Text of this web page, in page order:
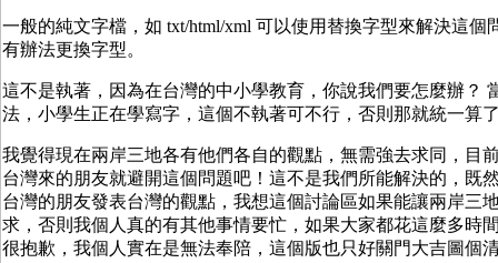
一般的純文字檔，如 txt/html/xml 可以使用替換字型來解決這
有辦法更換字型。
這不是執著，因為在台灣的中小學教育，你說我們要怎麼辦？
法，小學生正在學寫字，這個不執著可不行，否則那就統一算
我覺得現在兩岸三地各有他們各自的觀點，無需強去求同，目
台灣來的朋友就避開這個問題吧！這不是我們所能解決的，既
台灣的朋友發表台灣的觀點，我想這個討論區如果能讓兩岸三
求，否則我個人真的有其他事情要忙，如果大家都花這麼多時
很抱歉，我個人實在是無法奉陪，這個版也只好關門大吉圖個